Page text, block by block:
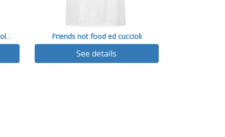
T-shirt Friends not food con bollino Friends not food ed cuccioli
See details